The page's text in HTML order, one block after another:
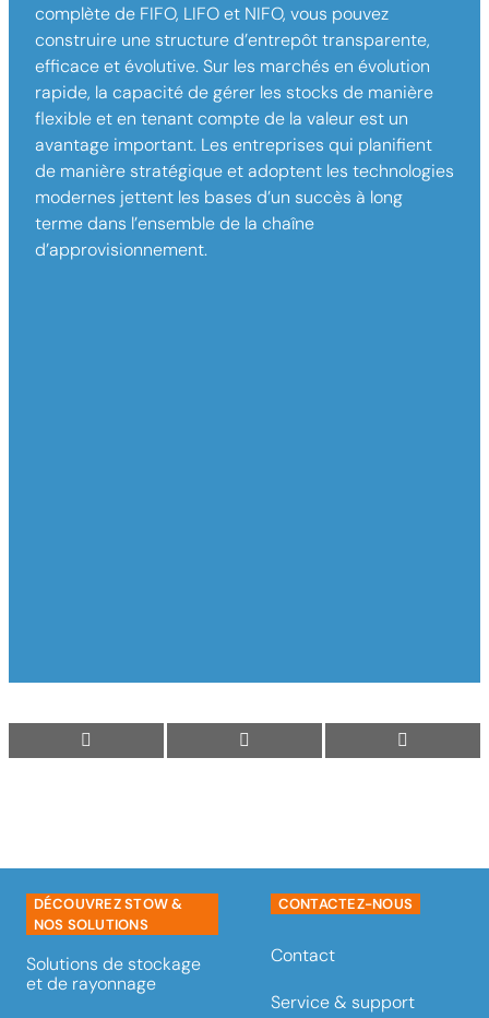
complète de FIFO, LIFO et NIFO, vous pouvez
construire une structure d’entrepôt transparente,
efficace et évolutive. Sur les marchés en évolution
rapide, la capacité de gérer les stocks de manière
flexible et en tenant compte de la valeur est un
avantage important. Les entreprises qui planifient
de manière stratégique et adoptent les technologies
modernes jettent les bases d’un succès à long
terme dans l’ensemble de la chaîne
d’approvisionnement.
DÉCOUVREZ STOW &
NOS SOLUTIONS
Solutions de stockage
et de rayonnage
CONTACTEZ-NOUS
Contact
Service & support